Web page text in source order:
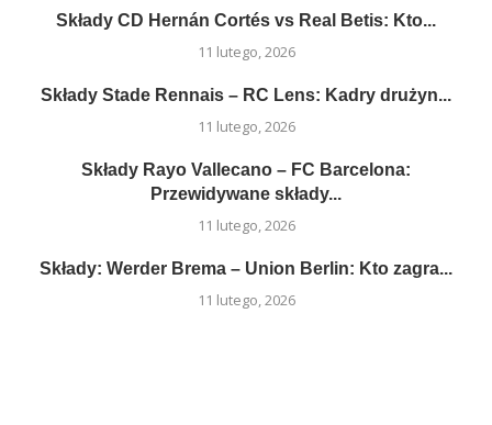
Składy CD Hernán Cortés vs Real Betis: Kto...
11 lutego, 2026
Składy Stade Rennais – RC Lens: Kadry drużyn...
11 lutego, 2026
Składy Rayo Vallecano – FC Barcelona:
Przewidywane składy...
11 lutego, 2026
Składy: Werder Brema – Union Berlin: Kto zagra...
11 lutego, 2026